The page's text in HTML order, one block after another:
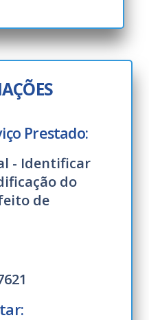
Prestado:
- Identificar
do
de